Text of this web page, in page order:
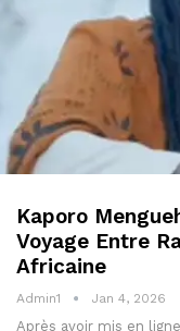
Kaporo
Voyage Entre
Africaine
Admin1 Jan 4, 2026
Après avoir mis en